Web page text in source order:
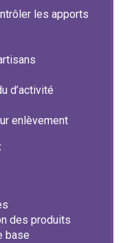
les apports
d’activité
enlèvement
des produits
base